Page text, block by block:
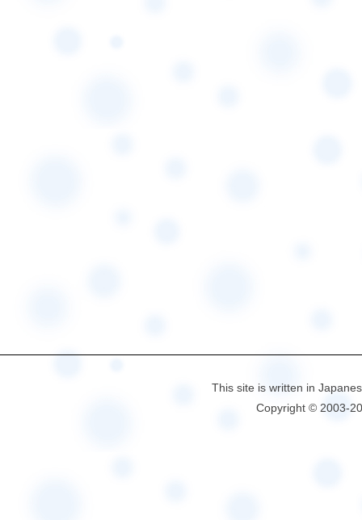
This site is written in
Copyright © 2003-